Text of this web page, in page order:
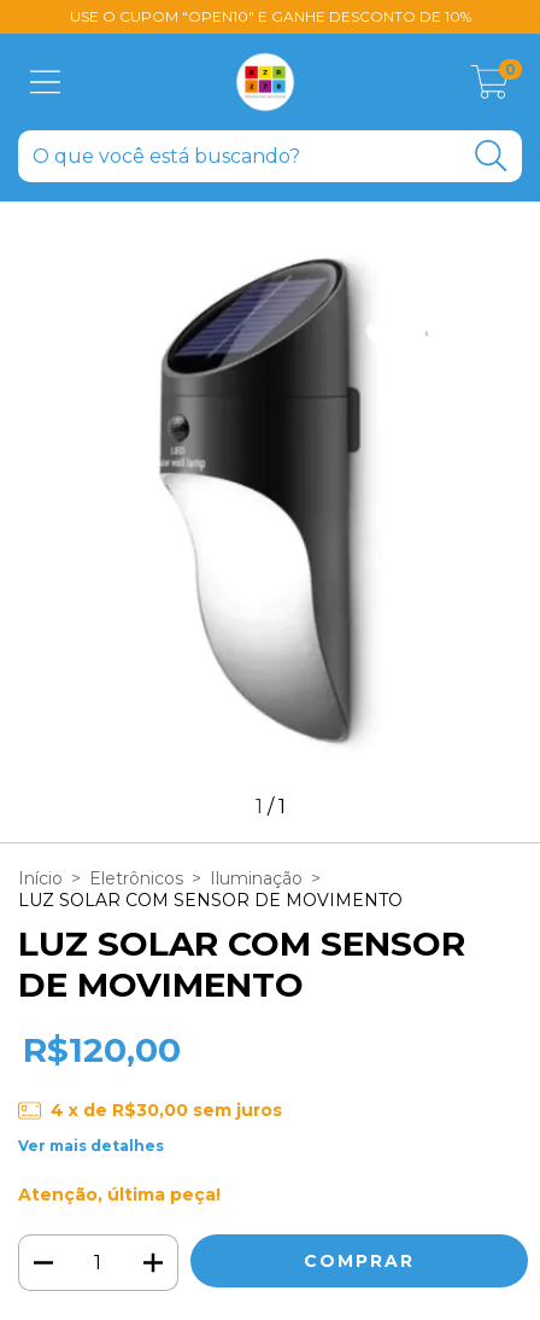
USE O CUPOM "OPEN10" E GANHE DESCONTO DE 10%
0
1 /1
Início > Eletrônicos > Iluminação >
LUZ SOLAR COM SENSOR DE MOVIMENTO
LUZ SOLAR COM SENSOR
DE MOVIMENTO
R$120,00
4 x de R$30,00 sem juros
Ver mais detalhes
Atenção, última peça!